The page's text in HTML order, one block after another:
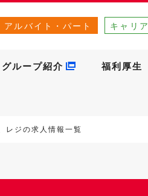
アルバイト・パート キャリア
グループ紹介 福利厚生
レジの求人情報一覧